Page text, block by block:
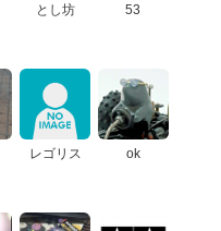
とし坊 53
レゴリス ok